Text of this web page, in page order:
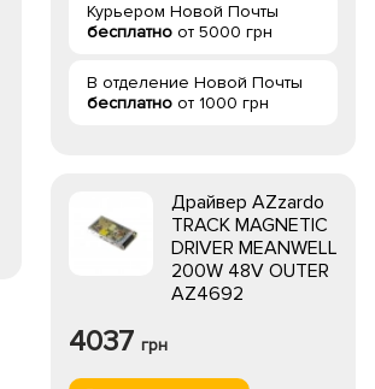
Курьером Новой Почты
бесплатно от 5000 грн
В отделение Новой Почты
бесплатно от 1000 грн
Драйвер AZzardo
TRACK MAGNETIC
DRIVER MEANWELL
200W 48V OUTER
AZ4692
4037 грн